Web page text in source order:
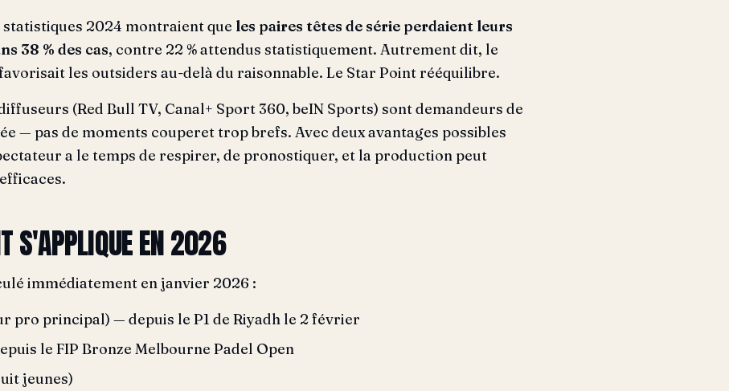
statistiques 2024 montraient que les paires têtes de série perdaient leurs
38 % des cas, contre 22 % attendus statistiquement. Autrement dit, le
les outsiders au-delà du raisonnable. Le Star Point rééquilibre.
(Red Bull TV, Canal+ Sport 360, beIN Sports) sont demandeurs de
— pas de moments couperet trop brefs. Avec deux avantages possibles
a le temps de respirer, de pronostiquer, et la production peut
S'APPLIQUE EN 2026
immédiatement en janvier 2026 :
pro principal) — depuis le P1 de Riyadh le 2 février
le FIP Bronze Melbourne Padel Open
jeunes)